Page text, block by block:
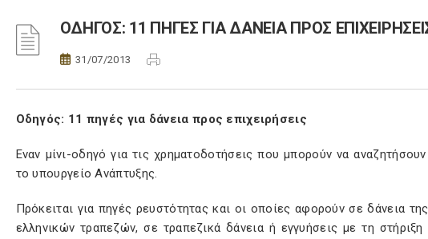
ΟΔΗΓΟΣ: 11 ΠΗΓΕΣ ΓΙΑ ΔΑΝΕΙΑ ΠΡΟΣ
31/07/2013
Οδηγός: 11 πηγές για δάνεια προς επιχειρήσεις
Εναν μίνι-οδηγό για τις χρηματοδοτήσεις που μπορούν να
το υπουργείο Ανάπτυξης.
Πρόκειται για πηγές ρευστότητας και οι οποίες αφορούν σε δάνεια
ελληνικών τραπεζών, σε τραπεζικά δάνεια ή εγγυήσεις με τη στήριξη